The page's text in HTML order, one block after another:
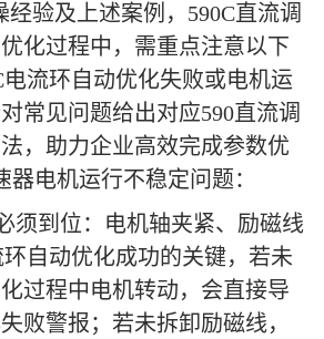
经验及上述案例，590C直流调
化过程中，需重点注意以下
电流环自动优化失败或电机运
常见问题给出对应590直流调
，助力企业高效完成参数优
器电机运行不稳定问题：
须到位：电机轴夹紧、励磁线
自动优化成功的关键，若未
过程中电机转动，会直接导
败警报；若未拆卸励磁线，